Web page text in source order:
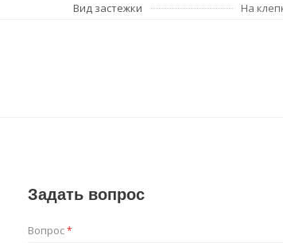
Вид застежки
На
Задать вопрос
Вопрос*